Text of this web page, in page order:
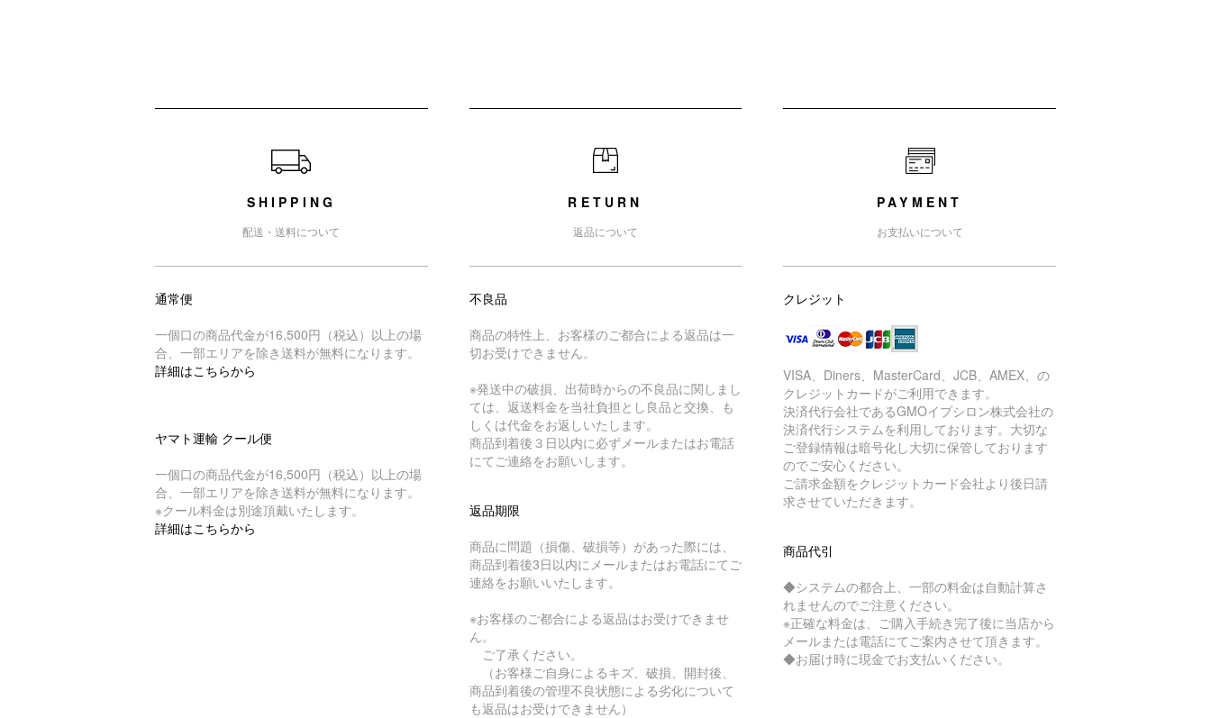
SHIPPING
配送・送料について
通常便
一個口の商品代金が16,500円（税込）以上の場
合、一部エリアを除き送料が無料になります。
詳細はこちらから
ヤマト運輸 クール便
一個口の商品代金が16,500円（税込）以上の場
合、一部エリアを除き送料が無料になります。
※クール料金は別途頂戴いたします。
詳細はこちらから
RETURN
返品について
不良品
商品の特性上、お客様のご都合による返品は一
切お受けできません。
※発送中の破損、出荷時からの不良品に関しまし
ては、返送料金を当社負担とし良品と交換、も
しくは代金をお返しいたします。
商品到着後３日以内に必ずメールまたはお電話
にてご連絡をお願いします。
返品期限
商品に問題（損傷、破損等）があった際には、
商品到着後3日以内にメールまたはお電話にてご
連絡をお願いいたします。
※お客様のご都合による返品はお受けできませ
ん。
ご了承ください。
（お客様ご自身によるキズ、破損、開封後、
商品到着後の管理不良状態による劣化について
も返品はお受けできません）
PAYMENT
お支払いについて
クレジット
VISA、Diners、MasterCard、JCB、AMEX、の
クレジットカードがご利用できます。
決済代行会社であるGMOイプシロン株式会社の
決済代行システムを利用しております。大切な
ご登録情報は暗号化し大切に保管しております
のでご安心ください。
ご請求金額をクレジットカード会社より後日請
求させていただきます。
商品代引
◆システムの都合上、一部の料金は自動計算さ
れませんのでご注意ください。
※正確な料金は、ご購入手続き完了後に当店から
メールまたは電話にてご案内させて頂きます。
◆お届け時に現金でお支払いください。